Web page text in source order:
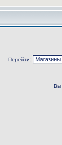
Перейти:
Вы